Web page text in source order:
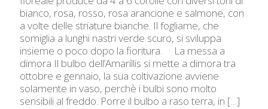
bianco, rosa, rosso, rosa arancione e salmone, con
a volte delle striature bianche. Il fogliame, che
somiglia a lunghi nastri verde scuro, si sviluppa
insieme o poco dopo la fioritura. La messa a
dimora Il bulbo dell’Amarillis si mette a dimora tra
ottobre e gennaio, la sua coltivazione avviene
solamente in vaso, perchè i bulbi sono molto
sensibili al freddo. Porre il bulbo a raso terra, in […]